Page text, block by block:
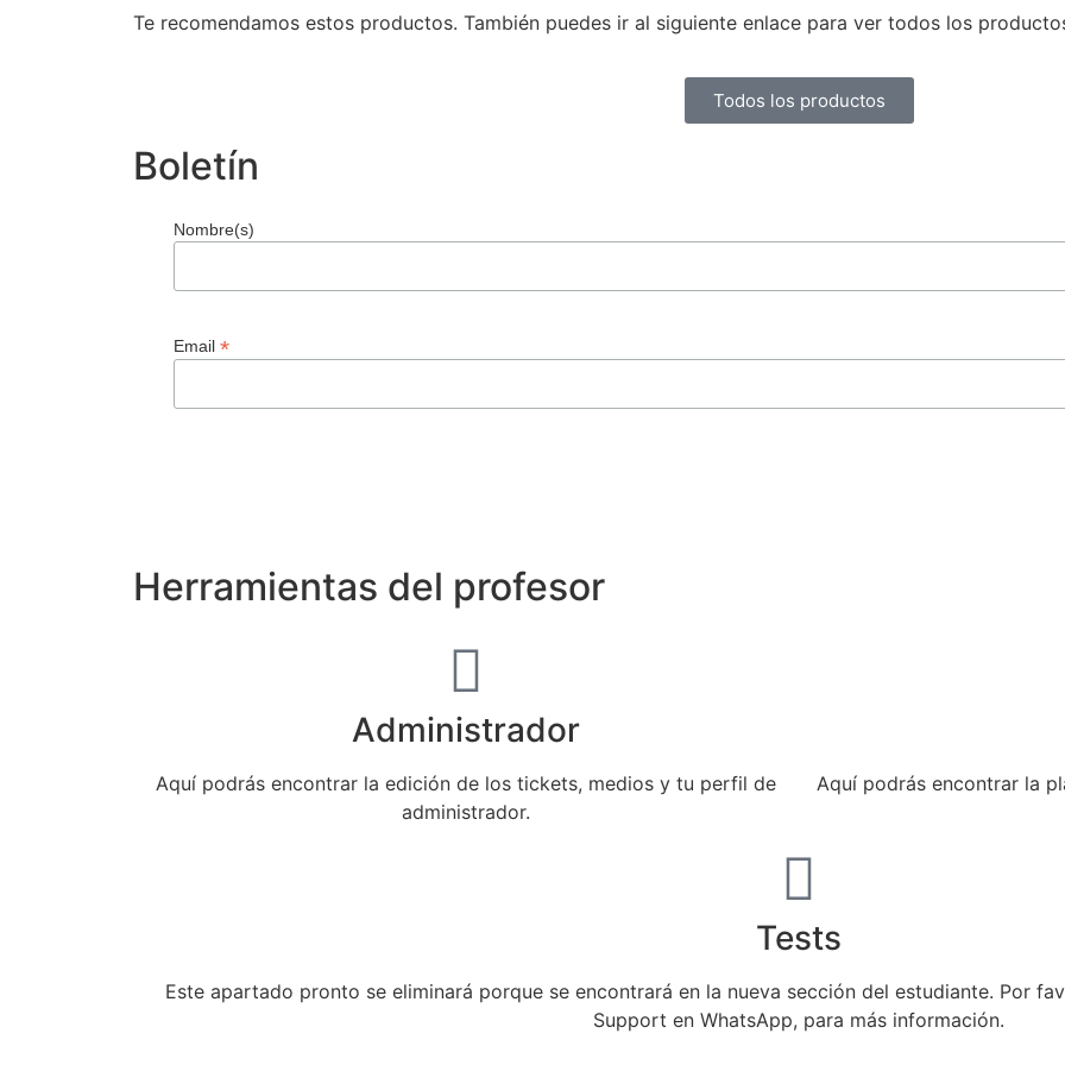
Te recomendamos estos productos. También puedes ir al siguiente enlace para ver todos los
Todos los productos
Boletín
Nombre(s)
Email *
Herramientas del profesor
Administrador
Aquí podrás encontrar la edición de los tickets, medios y tu perfil de
administrador.
Aquí podrás encontrar la
Tests
Este apartado pronto se eliminará porque se encontrará en la nueva sección del estudiante. Por
Support en WhatsApp, para más información.